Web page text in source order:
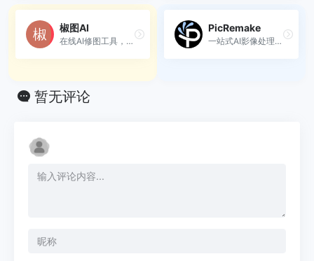
椒图AI
在线AI修图工具，支持电商设...
PicRemake
一站式AI影像处理综合平台，...
暂无评论